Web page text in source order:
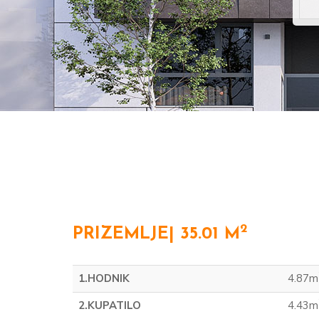
PRIZEMLJE| 35.01 M2
1.HODNIK 4.87m
2.KUPATILO 4.43m